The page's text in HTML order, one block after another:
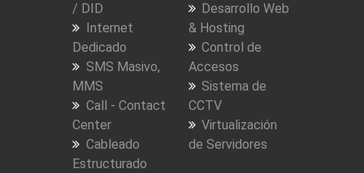
/ DID
Internet
Dedicado
SMS Masivo,
MMS
Call - Contact
Center
Cableado
Estructurado
Desarrollo Web
& Hosting
Control de
Accesos
Sistema de
CCTV
Virtualización
de Servidores